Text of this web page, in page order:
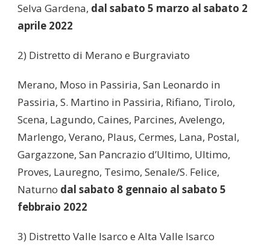
Selva Gardena, dal sabato 5 marzo al sabato 2
aprile 2022
2) Distretto di Merano e Burgraviato
Merano, Moso in Passiria, San Leonardo in
Passiria, S. Martino in Passiria, Rifiano, Tirolo,
Scena, Lagundo, Caines, Parcines, Avelengo,
Marlengo, Verano, Plaus, Cermes, Lana, Postal,
Gargazzone, San Pancrazio d’Ultimo, Ultimo,
Proves, Lauregno, Tesimo, Senale/S. Felice,
Naturno dal sabato 8 gennaio al sabato 5
febbraio 2022
3) Distretto Valle Isarco e Alta Valle Isarco